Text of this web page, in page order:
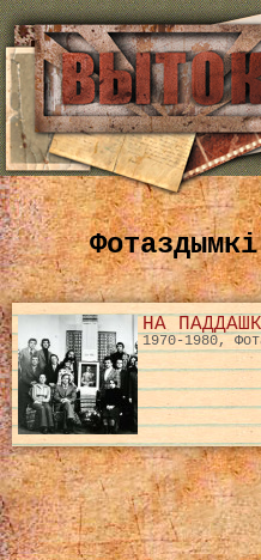
НА
1970-1980,